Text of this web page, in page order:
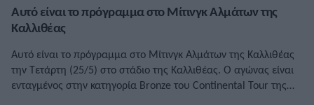
Αυτό είναι το πρόγραμμα στο Μίτινγκ Αλμάτων της
Καλλιθέας
Αυτό είναι το πρόγραμμα στο Μίτινγκ Αλμάτων της Καλλιθέας
την Τετάρτη (25/5) στο στάδιο της Καλλιθέας. Ο αγώνας είναι
ενταγμένος στην κατηγορία Bronze του Continental Tour της